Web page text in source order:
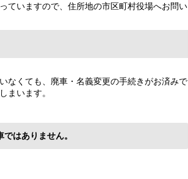
ていますので、住所地の市区町村役場へお問い
なくても、廃車・名義変更の手続きがお済みで
まいます。
はありません。